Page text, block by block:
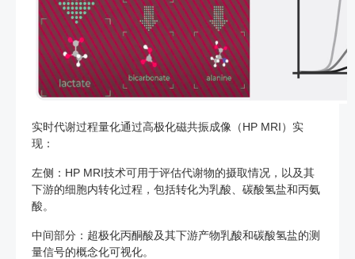
实时代谢过程量化通过高极化磁共振成像（HP MRI）实
现：
左侧：HP MRI技术可用于评估代谢物的摄取情况，以及其
下游的细胞内转化过程，包括转化为乳酸、碳酸氢盐和丙氨
酸。
中间部分：超极化丙酮酸及其下游产物乳酸和碳酸氢盐的测
量信号的概念化可视化。